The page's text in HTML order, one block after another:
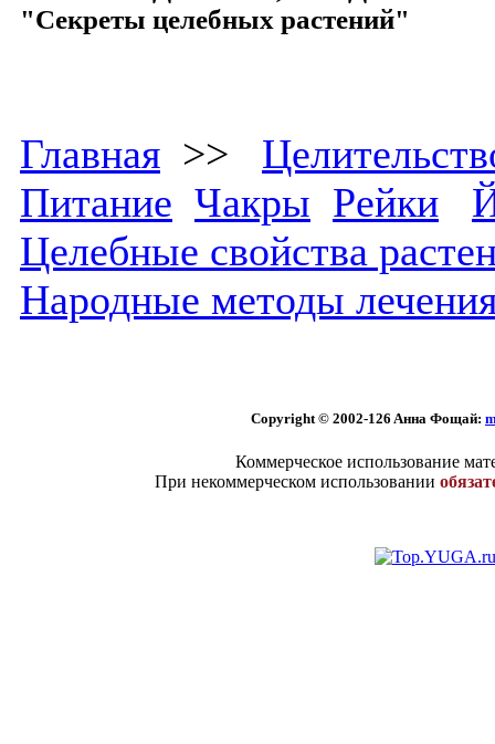
"Секреты целебных растений"
Главная >>
Питание Чакры Рейки
Целебные свойства
Народные методы
Copyright © 2002-126 Aннa Фoщaй:
Коммерческое использование
При некоммерческом использовании